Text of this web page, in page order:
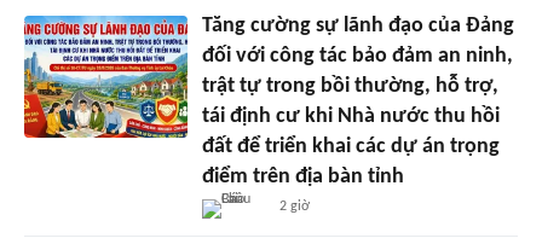
Tăng cường sự lãnh đạo của Đảng
đối với công tác bảo đảm an ninh,
trật tự trong bồi thường, hỗ trợ,
tái định cư khi Nhà nước thu hồi
đất để triển khai các dự án trọng
điểm trên địa bàn tỉnh
2 giờ